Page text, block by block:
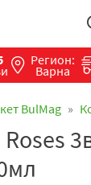
Регион:
Варна
BulMag